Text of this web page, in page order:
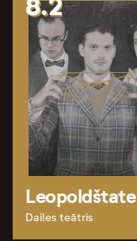
8.2
Leopoldštate
Dailes teātris